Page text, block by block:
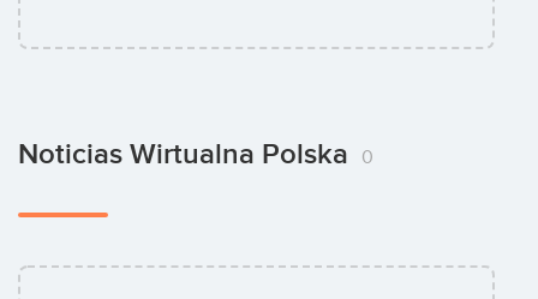
Noticias Wirtualna Polska 0